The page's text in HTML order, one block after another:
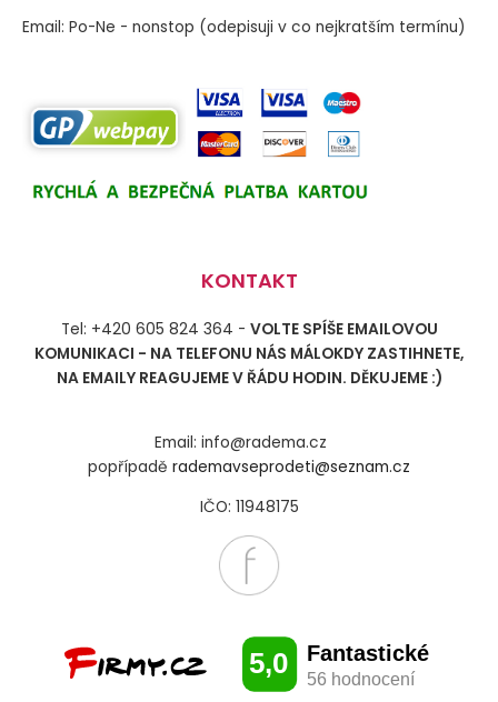
Email: Po-Ne - nonstop (odepisuji v co nejkratším termínu)
KONTAKT
Tel: +420 605 824 364 - VOLTE SPÍŠE EMAILOVOU
KOMUNIKACI - NA TELEFONU NÁS MÁLOKDY ZASTIHNETE,
NA EMAILY REAGUJEME V ŘÁDU HODIN. DĚKUJEME :)
Email: info@radema.cz
popřípadě rademavseprodeti@seznam.cz
IČO: 11948175